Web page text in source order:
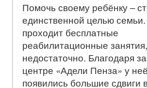
Помочь своему ребёнку –
единственной целью
проходит бесплатные
реабилитационные
недостаточно. Благодаря
центре «Адели Пенза» у неё
появились большие сдвиги